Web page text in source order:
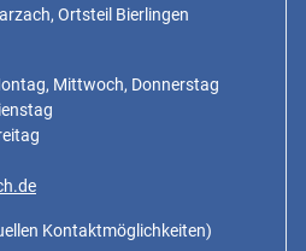
Ortsteil Bierlingen
Mittwoch, Donnerstag
Kontaktmöglichkeiten)